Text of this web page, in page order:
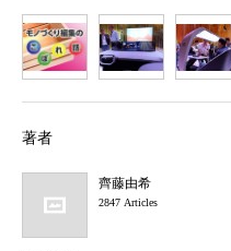
著者
齊藤由希
2847 Articles